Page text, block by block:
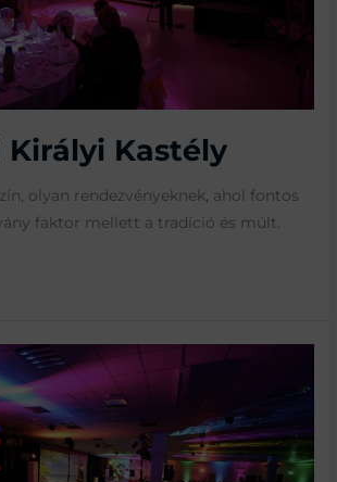
Királyi Kastély
olyan rendezvényeknek, ahol fontos
faktor mellett a tradíció és múlt.